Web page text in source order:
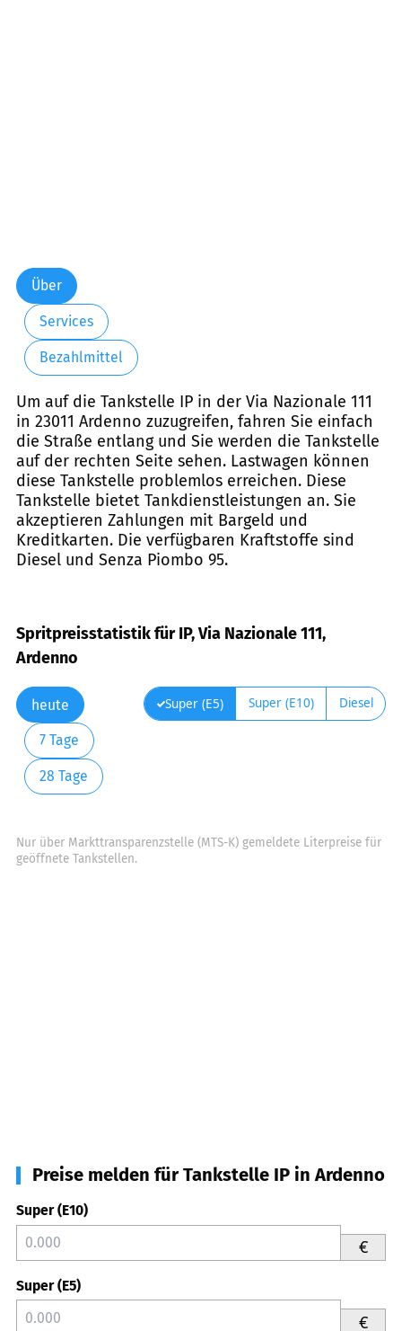
Über
Services
Bezahlmittel
Um auf die Tankstelle IP in der Via Nazionale 111
in 23011 Ardenno zuzugreifen, fahren Sie einfach
die Straße entlang und Sie werden die Tankstelle
auf der rechten Seite sehen. Lastwagen können
diese Tankstelle problemlos erreichen. Diese
Tankstelle bietet Tankdienstleistungen an. Sie
akzeptieren Zahlungen mit Bargeld und
Kreditkarten. Die verfügbaren Kraftstoffe sind
Diesel und Senza Piombo 95.
Spritpreisstatistik für IP, Via Nazionale 111,
Ardenno
heute
7 Tage
28 Tage
Super (E5) Super (E10) Diesel
Nur über Markttransparenzstelle (MTS-K) gemeldete Literpreise für
geöffnete Tankstellen.
Preise melden für Tankstelle IP in Ardenno
Super (E10)
€
Super (E5)
€